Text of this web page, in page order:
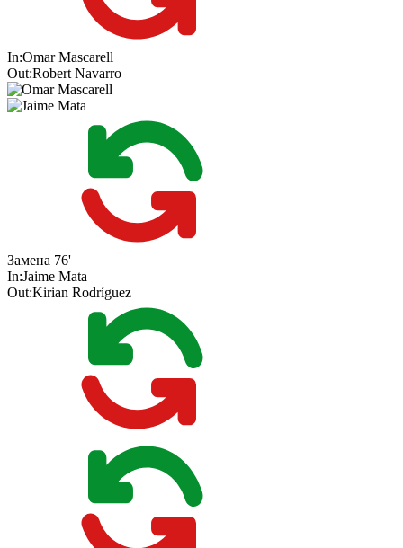
In:Omar Mascarell
Out:Robert Navarro
Замена 76'
In:Jaime Mata
Out:Kirian Rodríguez